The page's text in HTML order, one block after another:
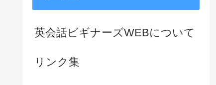
英会話ビギナーズWEBについて
リンク集